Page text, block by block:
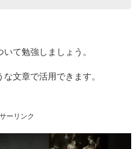
て勉強しましょう。
な文章で活用できます。
ーリンク